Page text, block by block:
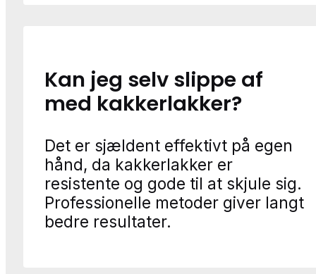
Kan jeg selv slippe af
med kakkerlakker?
Det er sjældent effektivt på egen
hånd, da kakkerlakker er
resistente og gode til at skjule sig.
Professionelle metoder giver langt
bedre resultater.